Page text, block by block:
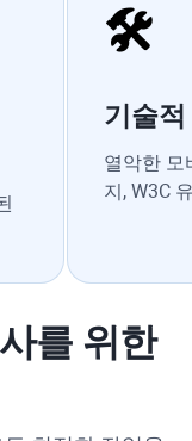
🛠
기술
열악한 모
지, W3C
를 위한